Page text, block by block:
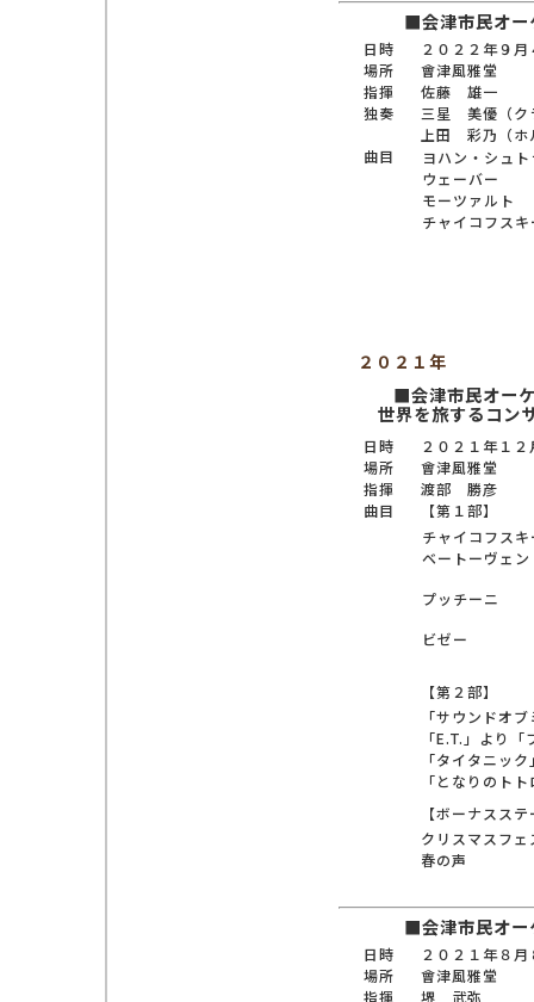
■会津市民オー
日時
２０２２年９月
場所
會津風雅堂
指揮
佐藤 雄一
独奏
三星 美優（ク
上田 彩乃（ホ
曲目
ヨハン・シュ
ウェーバー
モーツァルト
チャイコフスキ
２０２１年
■会津市民オー
世界を旅するコン
日時
２０２１年１
場所
會津風雅堂
指揮
渡部 勝彦
曲目
【第１部】
チャイコフスキ
ベートーヴェン
プッチーニ
ビゼー
【第２部】
「サウンドオ
「E.T.」より
「タイタニッ
「となりのト
【ボーナスス
クリスマスフェ
春の声
■会津市民オー
日時
２０２１年８月
場所
會津風雅堂
指揮
堺 武弥